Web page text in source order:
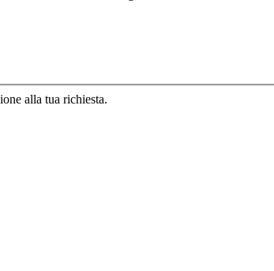
alla tua richiesta.